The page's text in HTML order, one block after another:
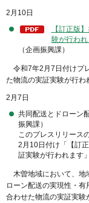
2月10日
【訂正版
験が行われ
（企画振興課）
令和7年2月7日付けプ
た物流の実証実験が行わ
2月7日
共同配送とドローン
振興課）
このプレスリリース
2月10日付け「【訂
証実験が行われます
木曽地域において、地
ローン配送の実現性・
合わせた物流の実証実